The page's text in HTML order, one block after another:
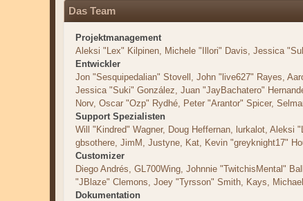
Das Team
Projektmanagement
Aleksi "Lex" Kilpinen, Michele "Illori" Davis, Jessica
Entwickler
Jon "Sesquipedalian" Stovell, John "live627" Rayes,
Jessica "Suki" González, Juan "JayBachatero"
Norv, Oscar "Ozp" Rydhé, Peter "Arantor" Spicer,
Support Spezialisten
Will "Kindred" Wagner, Doug Heffernan, lurkalot, Aleksi
gbsothere, JimM, Justyne, Kat, Kevin "greyknight17"
Customizer
Diego Andrés, GL700Wing, Johnnie "TwitchisMental"
"JBlaze" Clemons, Joey "Tyrsson" Smith, Kays,
Dokumentation